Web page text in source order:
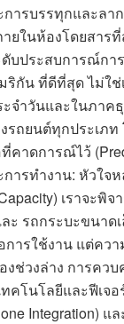
ารบรรทุกและล
ในห้องโดยสาร
บประสบการณ์กา
ริกัน ที่ดีที่สุด ไม่ใช่
จำวันและในภาค
ถยนต์ทุกประเภท
คาดการณ์ไว้
ารทำงาน: หัวใจ
เราจะ
ละ รถกระบะขนา
การใช้งาน แต่ค
งช่วงล่าง การคว
ทคโนโลยีและฟีเจ
Integration) แ